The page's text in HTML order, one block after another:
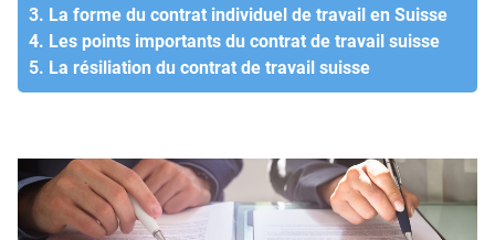
3. La forme du contrat individuel de travail en Suisse
4. Les points importants du contrat de travail suisse
5. La résiliation du contrat de travail suisse